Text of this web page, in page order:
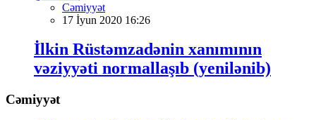
Cəmiyyət
17 İyun 2020 16:26
İlkin Rüstəmzadənin xanımının
vəziyyəti normallaşıb (yenilənib)
Cəmiyyət